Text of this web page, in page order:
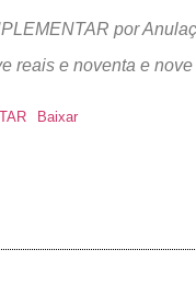
por
reais e noventa e
Baixar